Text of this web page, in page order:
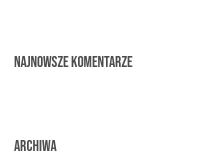
Najnowsze komentarze
Archiwa